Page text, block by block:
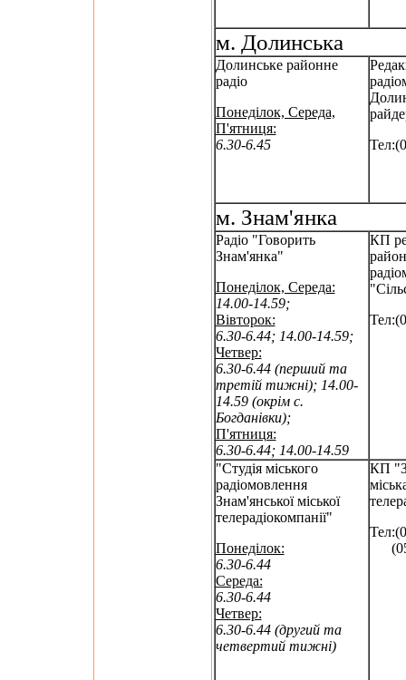
м. Долинська
Долинське районне
радіо
Понеділок, Середа,
П'ятниця:
6.30-6.45
м. Знам'янка
Радіо "Говорить
Знам'янка"
Понеділок, Середа:
14.00-14.59;
Вівторок:
6.30-6.44; 14.00-14.59;
Четвер:
6.30-6.44 (перший та
третій тижні); 14.00-
14.59 (окрім с.
Богданівки);
П'ятниця:
6.30-6.44; 14.00-14.59
КП
"Студія міського
радіомовлення
Знам'янської міської
телерадіокомпанії"
Понеділок:
6.30-6.44
Середа:
6.30-6.44
Четвер:
6.30-6.44 (другий та
четвертий тижні)
КП